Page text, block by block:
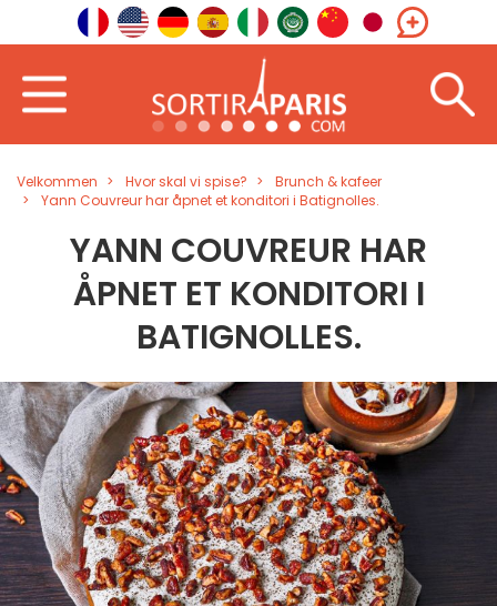
Velkommen Hvor skal vi spise?
Brunch & kafeer
Yann Couvreur har åpnet et konditori i Batignolles.
YANN COUVREUR HAR
ÅPNET ET KONDITORI I
BATIGNOLLES.